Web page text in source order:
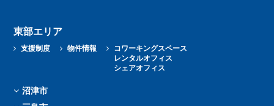
東部エリア
支援制度 物件情報
コワーキングスペース
レンタルオフィス
シェアオフィス
沼津市